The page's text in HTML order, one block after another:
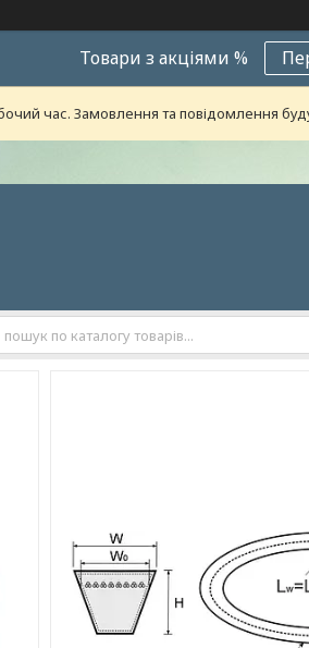
Товари з акціями %
час. Замовлення та повідомлення